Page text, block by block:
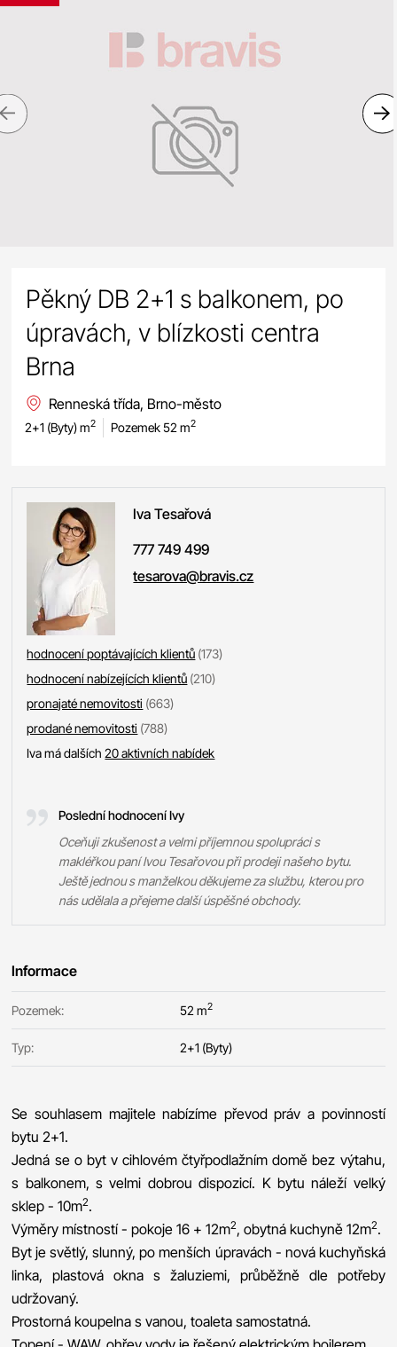
Pěkný DB 2+1 s balkonem, po
úpravách, v blízkosti centra
Brna
Renneská třída, Brno-město
2+1 (Byty) m2 Pozemek 52 m2
IvaTesařová
777 749 499
tesarova@bravis.cz
hodnocení poptávajících klientů (173)
hodnocení nabízejících klientů (210)
pronajaté nemovitosti (663)
prodané nemovitosti (788)
Iva má dalších20 aktivních nabídek
Poslední hodnocení Ivy
Oceňuji zkušenost a velmi příjemnou spolupráci s
makléřkou paní Ivou Tesařovou při prodeji našeho bytu.
Ještě jednou s manželkou děkujeme za službu, kterou pro
nás udělala a přejeme další úspěšné obchody.
Informace
Pozemek: 52 m2
Typ: 2+1 (Byty)
Se souhlasem majitele nabízíme převod práv a povinností
bytu 2+1.
Jedná se o byt v cihlovém čtyřpodlažním domě bez výtahu,
s balkonem, s velmi dobrou dispozicí. K bytu náleží velký
sklep - 10m2.
Výměry místností - pokoje 16 + 12m2, obytná kuchyně 12m2.
Byt je světlý, slunný, po menších úpravách - nová kuchyňská
linka, plastová okna s žaluziemi, průběžně dle potřeby
udržovaný.
Prostorná koupelna s vanou, toaleta samostatná.